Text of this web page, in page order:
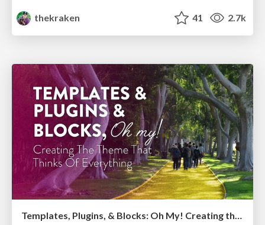
thekraken
41 2.7k
Templates, Plugins, & Blocks: Oh My! Creating the theme that thinks of everything